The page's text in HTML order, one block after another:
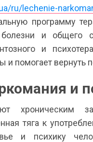
ru/lechenie-
программу
и общего
и
и помогает вернуть
и
хроническим
тяга к
и психику